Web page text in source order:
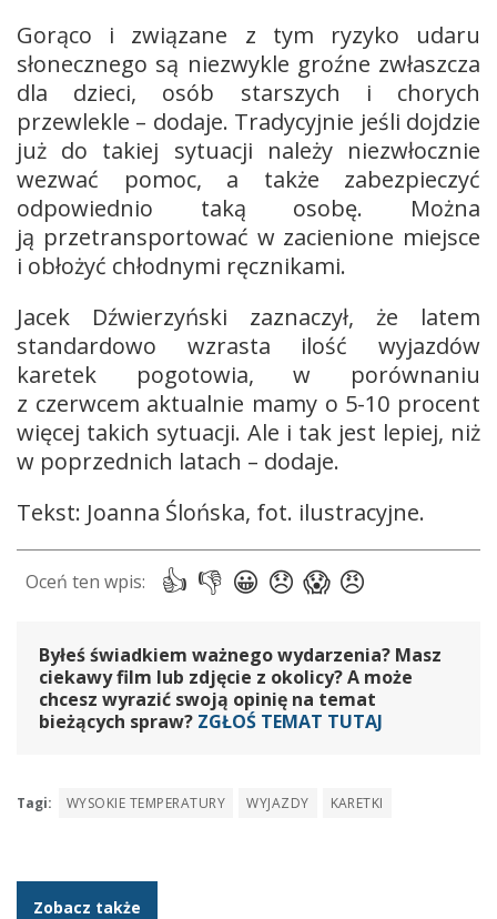
Gorąco i związane z tym ryzyko udaru
słonecznego są niezwykle groźne zwłaszcza
dla dzieci, osób starszych i chorych
przewlekle – dodaje. Tradycyjnie jeśli dojdzie
już do takiej sytuacji należy niezwłocznie
wezwać pomoc, a także zabezpieczyć
odpowiednio taką osobę. Można
ją przetransportować w zacienione miejsce
i obłożyć chłodnymi ręcznikami.
Jacek Dźwierzyński zaznaczył, że latem
standardowo wzrasta ilość wyjazdów
karetek pogotowia, w porównaniu
z czerwcem aktualnie mamy o 5-10 procent
więcej takich sytuacji. Ale i tak jest lepiej, niż
w poprzednich latach – dodaje.
Tekst: Joanna Ślońska, fot. ilustracyjne.
Byłeś świadkiem ważnego wydarzenia? Masz
ciekawy film lub zdjęcie z okolicy? A może
chcesz wyrazić swoją opinię na temat
bieżących spraw? ZGŁOŚ TEMAT TUTAJ
Tagi: WYSOKIE TEMPERATURY WYJAZDY KARETKI
Zobacz także